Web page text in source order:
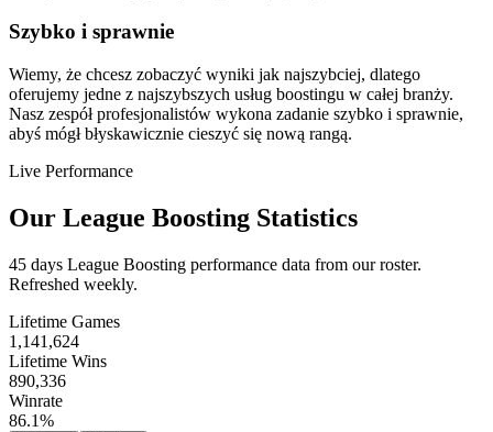
Szybko i sprawnie
Wiemy, że chcesz zobaczyć wyniki jak najszybciej, dlatego
oferujemy jedne z najszybszych usług boostingu w całej branży.
Nasz zespół profesjonalistów wykona zadanie szybko i sprawnie,
abyś mógł błyskawicznie cieszyć się nową rangą.
Live Performance
Our League Boosting Statistics
45 days League Boosting performance data from our roster.
Refreshed weekly.
Lifetime Games
1,141,624
Lifetime Wins
890,336
Winrate
86.1%